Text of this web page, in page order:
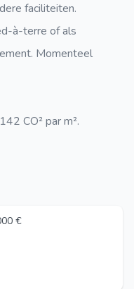
faciliteiten.
à-terre of als
Momenteel
CO² par m².
€